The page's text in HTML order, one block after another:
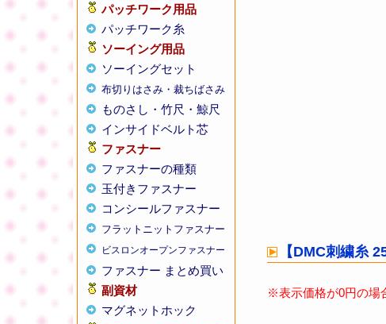
パッチワーク用品
パッチワーク糸
ソーイング用品
ソーイングセット
布切りはさみ・裁ちばさみ
ものさし・竹尺・鯨尺
インサイドベルト芯
ファスナー
ファスナーの種類
玉付きファスナー
コンシールファスナー
フラットニットファスナー
ビスロンオープンファスナー
ファスナー まとめ買い
副資材
マグネットホック